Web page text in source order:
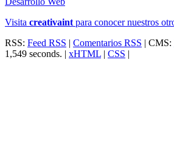
Visita creativaint para conocer nuestros
RSS: Feed RSS | Comentarios RSS | CMS:
1,549 seconds. | xHTML | CSS |